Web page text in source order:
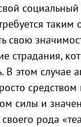
социальный
таким
свою
страдания,
В этом случае
силы и
рода